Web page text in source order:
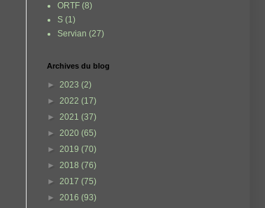
ORTF (8)
S (1)
Servian (27)
Archives du blog
► 2023 (2)
► 2022 (17)
► 2021 (37)
► 2020 (65)
► 2019 (70)
► 2018 (76)
► 2017 (75)
► 2016 (93)